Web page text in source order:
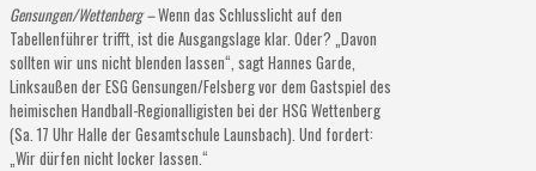
Gensungen/Wettenberg –Wenn das Schlusslicht auf den
Tabellenführer trifft, ist die Ausgangslage klar. Oder? „Davon
sollten wir uns nicht blenden lassen“, sagt Hannes Garde,
Linksaußen der ESG Gensungen/Felsberg vor dem Gastspiel des
heimischen Handball-Regionalligisten bei der HSG Wettenberg
(Sa. 17 Uhr Halle der Gesamtschule Launsbach). Und fordert:
„Wir dürfen nicht locker lassen.“